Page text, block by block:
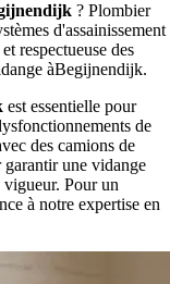
? Plombier
d'assainissement
respectueuse des
àBegijnendijk.
est essentielle pour
de
des camions de
garantir une vidange
Pour un
à notre expertise en